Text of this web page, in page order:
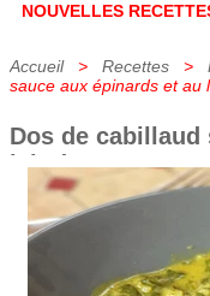
NOUVELLES
Accueil> Recettes >
sauce aux épinards et au
Dos de cabillaud
lait de coco